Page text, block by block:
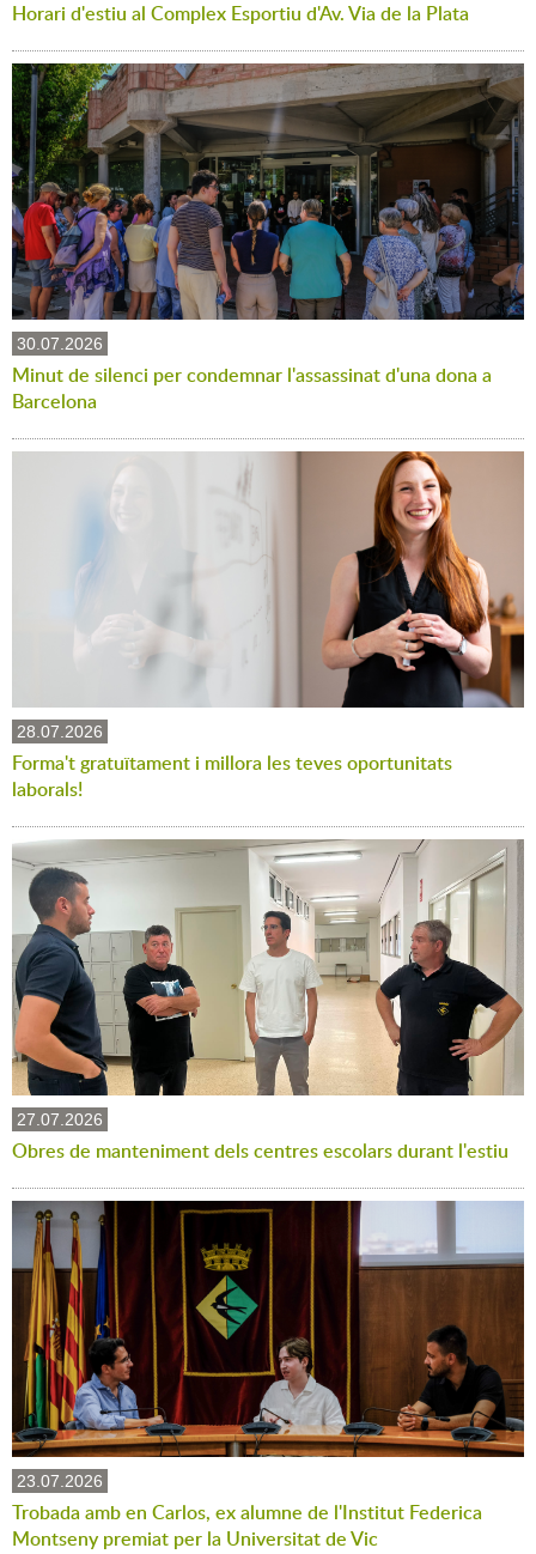
Horari d'estiu al Complex Esportiu d'Av. Via de la Plata
30.07.2026
Minut de silenci per condemnar l'assassinat d'una dona a
Barcelona
28.07.2026
Forma't gratuïtament i millora les teves oportunitats
laborals!
27.07.2026
Obres de manteniment dels centres escolars durant l'estiu
23.07.2026
Trobada amb en Carlos, ex alumne de l'Institut Federica
Montseny premiat per la Universitat de Vic